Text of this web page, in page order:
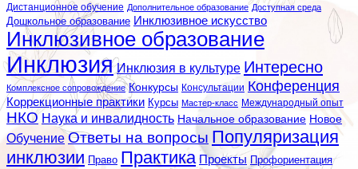
Дистанционное обучение Дополнительное образование Доступная среда
Дошкольное образование Инклюзивное искусство
Инклюзивное образование
Инклюзия Инклюзия в культуре Интересно
Комплексное сопровождение Конкурсы Консультации Конференция
Коррекционные практики Курсы Мастер-класс Международный опыт
НКО Наука и инвалидность Начальное образование Новое
Обучение Ответы на вопросы Популяризация
инклюзии Право Практика Проекты Профориентация